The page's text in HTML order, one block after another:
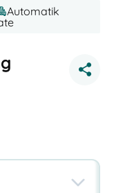
Automatik